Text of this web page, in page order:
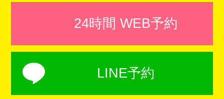
24時間 WEB予約
LINE予約